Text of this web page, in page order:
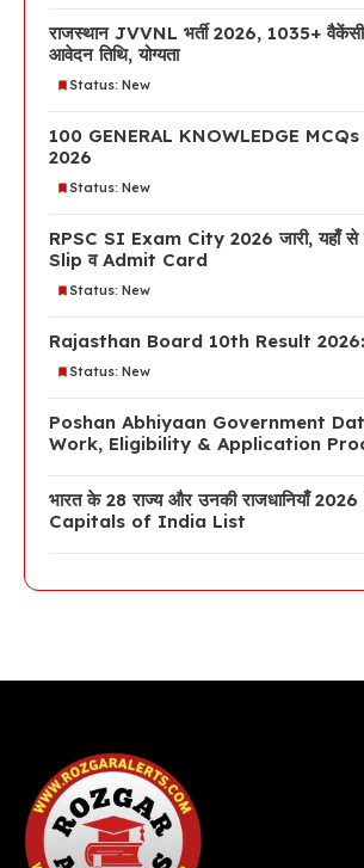
राजस्थान JVVNL भर्ती 2026, 1035+
आवेदन तिथि, योग्यता
Status: New
100 GENERAL KNOWLEDGE
2026
Status: New
RPSC SI Exam City 2026 जारी, यहाँ
Slip व Admit Card
Status: New
Rajasthan Board 10th Result
Status: New
Poshan Abhiyaan Government
Work, Eligibility & Application
भारत के 28 राज्य और उनकी राजधानियाँ
Capitals of India List